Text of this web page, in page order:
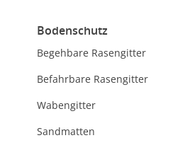
Bodenschutz
Begehbare Rasengitter
Befahrbare Rasengitter
Wabengitter
Sandmatten